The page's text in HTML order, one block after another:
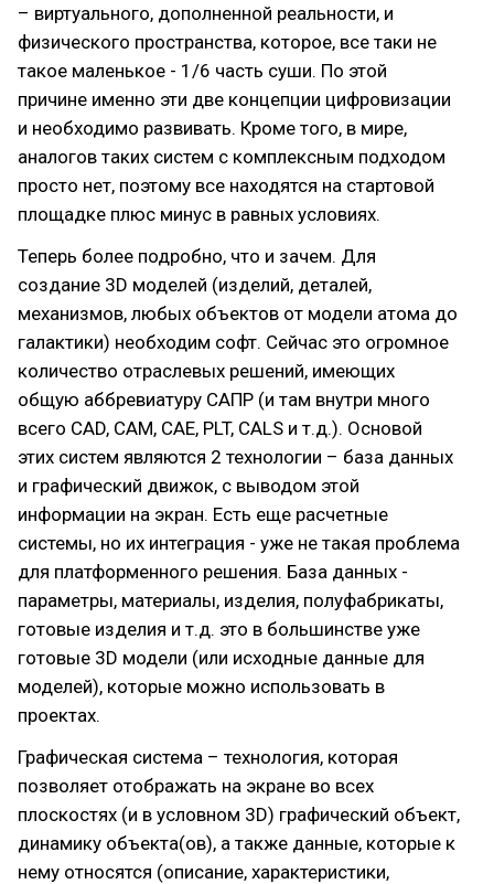
– виртуального, дополненной реальности, и
физического пространства, которое, все таки не
такое маленькое - 1/6 часть суши. По этой
причине именно эти две концепции цифровизации
и необходимо развивать. Кроме того, в мире,
аналогов таких систем с комплексным подходом
просто нет, поэтому все находятся на стартовой
площадке плюс минус в равных условиях.
Теперь более подробно, что и зачем. Для
создание 3D моделей (изделий, деталей,
механизмов, любых объектов от модели атома до
галактики) необходим софт. Сейчас это огромное
количество отраслевых решений, имеющих
общую аббревиатуру САПР (и там внутри много
всего CAD, CAM, CAE, PLT, CALS и т.д.). Основой
этих систем являются 2 технологии – база данных
и графический движок, с выводом этой
информации на экран. Есть еще расчетные
системы, но их интеграция - уже не такая проблема
для платформенного решения. База данных -
параметры, материалы, изделия, полуфабрикаты,
готовые изделия и т.д. это в большинстве уже
готовые 3D модели (или исходные данные для
моделей), которые можно использовать в
проектах.
Графическая система – технология, которая
позволяет отображать на экране во всех
плоскостях (и в условном 3D) графический объект,
динамику объекта(ов), а также данные, которые к
нему относятся (описание, характеристики,